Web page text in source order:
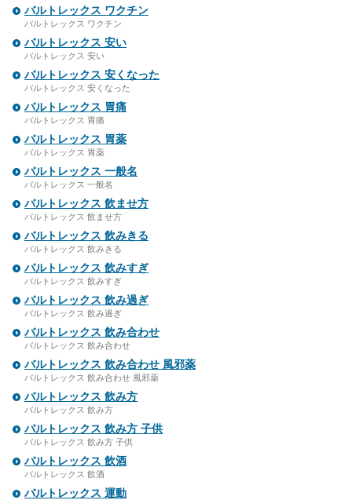
バルトレックス ワクチン
バルトレックス ワクチン
バルトレックス 安い
バルトレックス 安い
バルトレックス 安くなった
バルトレックス 安くなった
バルトレックス 胃痛
バルトレックス 胃痛
バルトレックス 胃薬
バルトレックス 胃薬
バルトレックス 一般名
バルトレックス 一般名
バルトレックス 飲ませ方
バルトレックス 飲ませ方
バルトレックス 飲みきる
バルトレックス 飲みきる
バルトレックス 飲みすぎ
バルトレックス 飲みすぎ
バルトレックス 飲み過ぎ
バルトレックス 飲み過ぎ
バルトレックス 飲み合わせ
バルトレックス 飲み合わせ
バルトレックス 飲み合わせ 風邪薬
バルトレックス 飲み合わせ 風邪薬
バルトレックス 飲み方
バルトレックス 飲み方
バルトレックス 飲み方 子供
バルトレックス 飲み方 子供
バルトレックス 飲酒
バルトレックス 飲酒
バルトレックス 運動